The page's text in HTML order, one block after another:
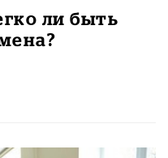
ли быть